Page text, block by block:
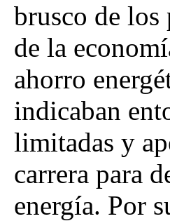
brusco de los
de la
ahorro
indicaban
limitadas y
carrera para
energía. Por